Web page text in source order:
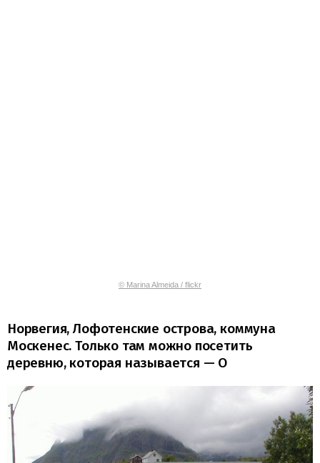
© Marina Almeida / flickr
Норвегия, Лофотенские острова, коммуна
Москенес. Только там можно посетить
деревню, которая называется — О